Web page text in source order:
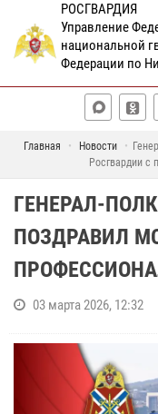
РОСГВАРДИЯ
Управление
национальной
Федерации по
Главная Новости
Росгвардии с
ГЕНЕРАЛ-
ПОЗДРАВИЛ
03 марта 2026, 12:32